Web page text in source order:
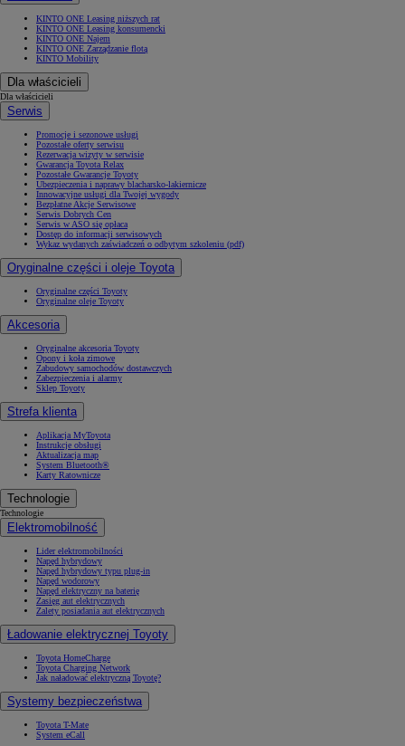
KINTO ONE Leasing niższych rat
KINTO ONE Leasing konsumencki
KINTO ONE Najem
KINTO ONE Zarządzanie flotą
KINTO Mobility
Dla właścicieli
Dla właścicieli
Serwis
Promocje i sezonowe usługi
Pozostałe oferty serwisu
Rezerwacja wizyty w serwisie
Gwarancja Toyota Relax
Pozostałe Gwarancje Toyoty
Ubezpieczenia i naprawy blacharsko-lakiernicze
Innowacyjne usługi dla Twojej wygody
Bezpłatne Akcje Serwisowe
Serwis Dobrych Cen
Serwis w ASO się opłaca
Dostęp do informacji serwisowych
Wykaz wydanych zaświadczeń o odbytym szkoleniu (pdf)
Oryginalne części i oleje Toyota
Oryginalne części Toyoty
Oryginalne oleje Toyoty
Akcesoria
Oryginalne akcesoria Toyoty
Opony i koła zimowe
Zabudowy samochodów dostawczych
Zabezpieczenia i alarmy
Sklep Toyoty
Strefa klienta
Aplikacja MyToyota
Instrukcje obsługi
Aktualizacja map
System Bluetooth®
Karty Ratownicze
Technologie
Technologie
Elektromobilność
Lider elektromobilności
Napęd hybrydowy
Napęd hybrydowy typu plug-in
Napęd wodorowy
Napęd elektryczny na baterię
Zasięg aut elektrycznych
Zalety posiadania aut elektrycznych
Ładowanie elektrycznej Toyoty
Toyota HomeCharge
Toyota Charging Network
Jak naładować elektryczną Toyotę?
Systemy bezpieczeństwa
Toyota T-Mate
System eCall